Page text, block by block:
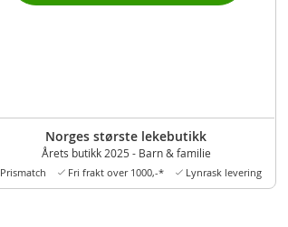
Norges største lekebutikk
Årets butikk 2025 - Barn & familie
Prismatch Fri frakt over 1000,-* Lynrask levering